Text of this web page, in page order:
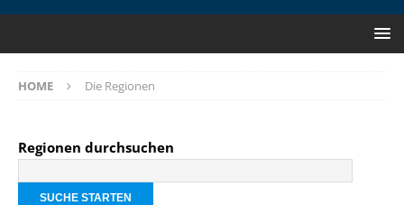
HOME Die Regionen
Regionen durchsuchen